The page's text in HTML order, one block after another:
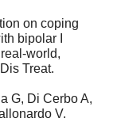
on coping
bipolar I
world,
Treat.
G, Di Cerbo A,
V,